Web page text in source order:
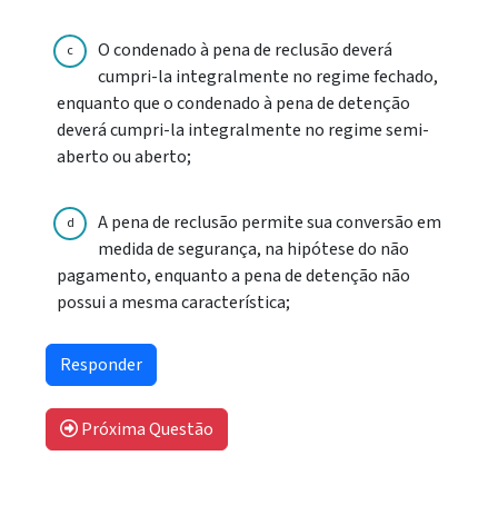
c
O condenado à pena de reclusão deverá
cumpri-la integralmente no regime fechado,
enquanto que o condenado à pena de detenção
deverá cumpri-la integralmente no regime semi-
aberto ou aberto;
d
A pena de reclusão permite sua conversão em
medida de segurança, na hipótese do não
pagamento, enquanto a pena de detenção não
possui a mesma característica;
Próxima Questão